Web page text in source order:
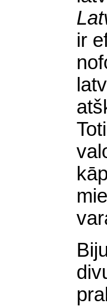
ir